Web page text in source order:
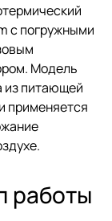
с погружными
Модель
из питающей
применяется
работы